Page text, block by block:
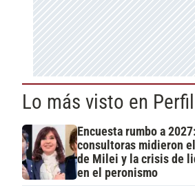
Lo más visto en Perfil
Encuesta rumbo a
consultoras midieron
de Milei y la crisis de
en el peronismo